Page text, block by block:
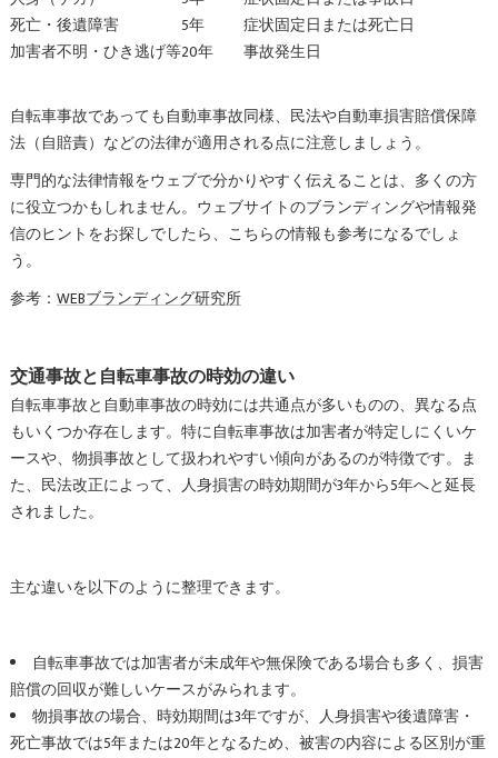
死亡・後遺障害
5年
症状固定日または死亡日
加害者不明・ひき逃げ等20年 事故発生日
自転車事故であっても自動車事故同様、民法や自動車損害賠償保障
法（自賠責）などの法律が適用される点に注意しましょう。
専門的な法律情報をウェブで分かりやすく伝えることは、多くの方
に役立つかもしれません。ウェブサイトのブランディングや情報発
信のヒントをお探しでしたら、こちらの情報も参考になるでしょ
う。
参考： WEBブランディング研究所
交通事故と自転車事故の時効の違い
自転車事故と自動車事故の時効には共通点が多いものの、異なる点
もいくつか存在します。特に自転車事故は加害者が特定しにくいケ
ースや、物損事故として扱われやすい傾向があるのが特徴です。ま
た、民法改正によって、人身損害の時効期間が3年から5年へと延長
されました。
主な違いを以下のように整理できます。
自転車事故では加害者が未成年や無保険である場合も多く、損害
賠償の回収が難しいケースがみられます。
物損事故の場合、時効期間は3年ですが、人身損害や後遺障害・
死亡事故では5年または20年となるため、被害の内容による区別が重